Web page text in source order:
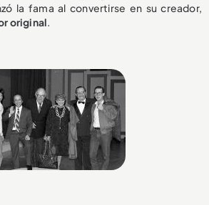
la fama al convertirse en su creador,
original.